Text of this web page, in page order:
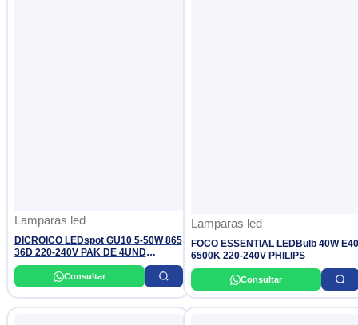
Lamparas led
DICROICO LEDspot GU10 5-50W 865
36D 220-240V PAK DE 4UND
PHILIPS
Consultar
Lamparas led
FOCO ESSENTIAL LEDBulb 40W E40
6500K 220-240V PHILIPS
Consultar